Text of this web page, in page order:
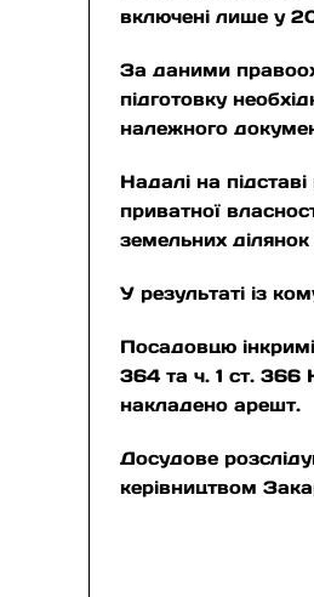
включені лише у
За даними
підготовку
належного
Надалі на
приватної
земельних
У результаті із
Посадовцю
364 та ч. 1 ст. 366
накладено арешт.
Досудове
керівництвом